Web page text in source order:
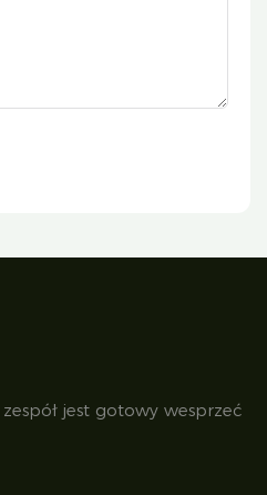
jest gotowy wesprzeć